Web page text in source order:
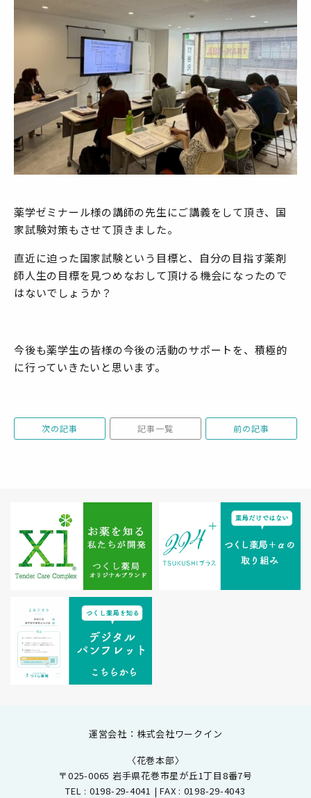
薬学ゼミナール様の講師の先生にご講義をして頂き、国
家試験対策もさせて頂きました。
直近に迫った国家試験という目標と、自分の目指す薬剤
師人生の目標を見つめなおして頂ける機会になったので
はないでしょうか？
今後も薬学生の皆様の今後の活動のサポートを、積極的
に行っていきたいと思います。
次の記事 記事一覧 前の記事
運営会社：株式会社ワークイン
〈花巻本部〉
〒025-0065 岩手県花巻市星が丘1丁目8番7号
TEL : 0198-29-4041 | FAX : 0198-29-4043